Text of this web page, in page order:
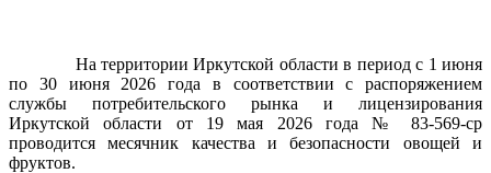
На территории Иркутской области в период с 1 июня
по 30 июня 2026 года в соответствии с распоряжением
службы потребительского рынка и лицензирования
Иркутской области от 19 мая 2026 года № 83-569-ср
проводится месячник качества и безопасности овощей и
фруктов.